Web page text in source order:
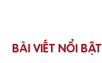
BÀI VIẾT NỔI BẬT